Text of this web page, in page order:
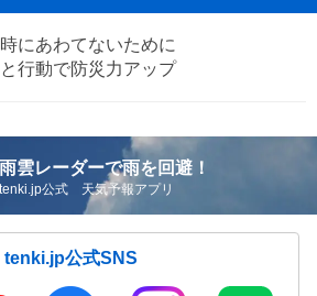
にあわてないために
行動で防災力アップ
雨雲レーダーで雨を回避！
tenki.jp公式 天気予報アプリ
tenki.jp公式SNS